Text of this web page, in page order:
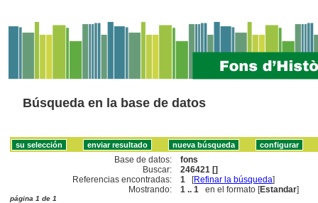
Búsqueda en la base de datos
Base de datos:
fons
Buscar:
246421 []
Referencias encontradas:
1 [Refinar la búsqueda]
Mostrando:
1 .. 1 en el formato [Estandar]
página 1 de 1